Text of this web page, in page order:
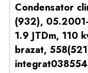
Condensator
(932),
1.9 JTDm, 110
brazat,